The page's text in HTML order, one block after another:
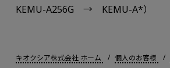
KEMU-A256G → KEMU-A*）
キオクシア株式会社 ホーム 個人のお客様